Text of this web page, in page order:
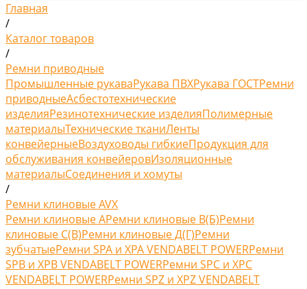
Главная
/
Каталог товаров
/
Ремни приводные
Промышленные рукаваРукава ПВХРукава ГОСТРемни
приводныеАсбестотехнические
изделияРезинотехнические изделияПолимерные
материалыТехнические тканиЛенты
конвейерныеВоздуховоды гибкиеПродукция для
обслуживания конвейеровИзоляционные
материалыСоединения и хомуты
/
Ремни клиновые AVX
Ремни клиновые AРемни клиновые В(Б)Ремни
клиновые С(B)Ремни клиновые Д(Г)Ремни
зубчатыеРемни SPA и XPA VENDABELT POWERРемни
SPB и XPB VENDABELT POWERРемни SPC и XPC
VENDABELT POWERРемни SPZ и XPZ VENDABELT